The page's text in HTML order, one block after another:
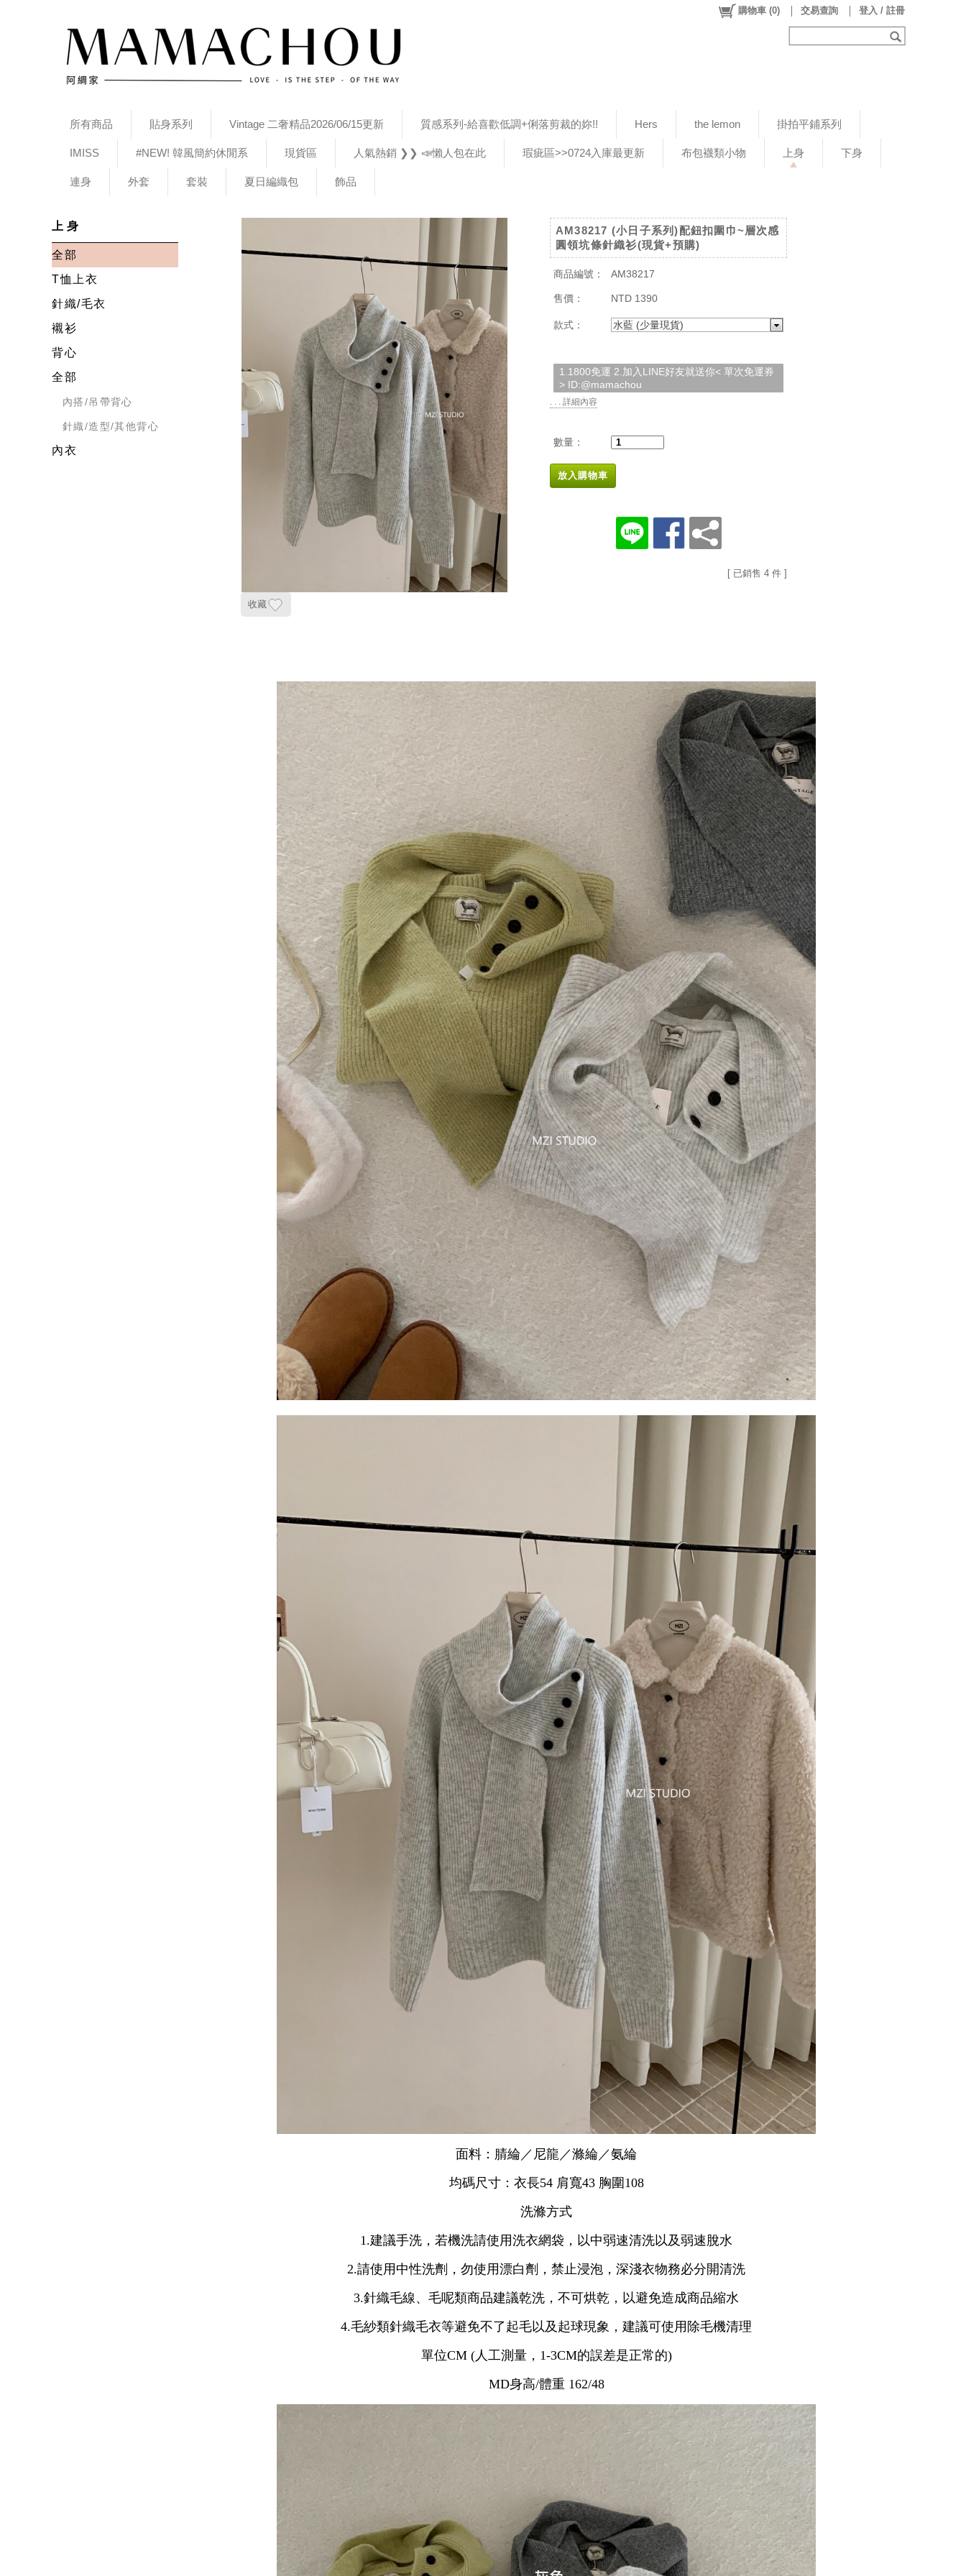
所有商品 貼身系列 Vintage 二奢精品2026/06/15更新 質感系列-給喜歡低調+俐落剪裁的妳!! Hers the lemon 掛拍平鋪系列
IMISS #NEW! 韓風簡約休閒系 現貨區 人氣熱銷 ❯❯ 📣懶人包在此 瑕疵區>>0724入庫最更新 布包襪類小物 上身 下身
連身 外套 套裝 夏日編織包 飾品
購物車 (0) 交易查詢 登入 / 註冊
上身
全部
T恤上衣
針織/毛衣
襯衫
背心
全部
內搭/吊帶背心
針織/造型/其他背心
內衣
收藏
AM38217 (小日子系列)配鈕扣圍巾~層次感
圓領坑條針織衫(現貨+預購)
商品編號： AM38217
售價： NTD 1390
款式： 水藍 (少量現貨)
1.1800免運 2.加入LINE好友就送你< 單次免運券
> ID:@mamachou
. . . 詳細內容
數量：
放入購物車
[ 已銷售 4 件 ]